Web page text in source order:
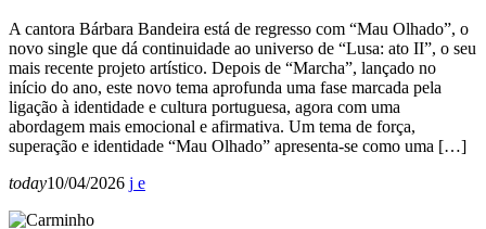
A cantora Bárbara Bandeira está de regresso com “Mau Olhado”, o
novo single que dá continuidade ao universo de “Lusa: ato II”, o seu
mais recente projeto artístico. Depois de “Marcha”, lançado no
início do ano, este novo tema aprofunda uma fase marcada pela
ligação à identidade e cultura portuguesa, agora com uma
abordagem mais emocional e afirmativa. Um tema de força,
superação e identidade “Mau Olhado” apresenta-se como uma […]
today10/04/2026